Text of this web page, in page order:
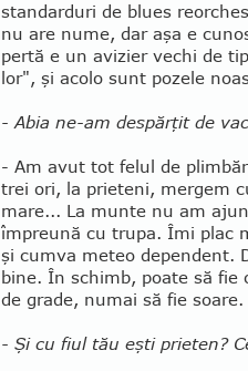
standarduri de blues
nu are nume, dar aşa e
pertă e un avizier vechi de
lor", şi acolo sunt pozele
- Abia ne-am despărţit de
- Am avut tot felul de
trei ori, la prieteni, mergem
mare... La munte nu am
împreună cu trupa. Îmi plac
şi cumva meteo dependent.
bine. În schimb, poate să fie
de grade, nu­mai să fie
- Şi cu fiul tău eşti prieten?